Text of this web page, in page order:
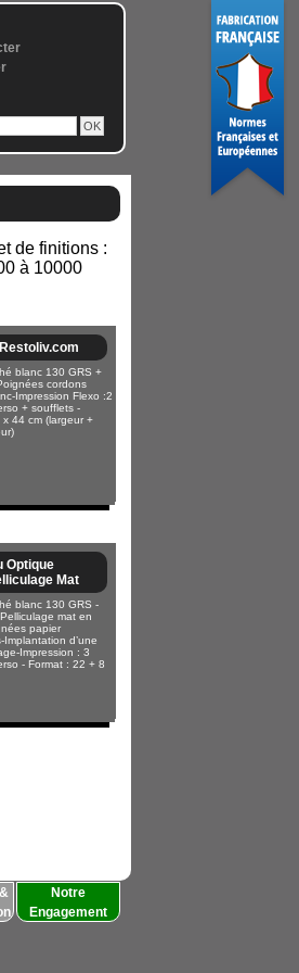
de finitions :
à 10000
blanc 130 GRS +
cordons
Impression Flexo :2
+ soufflets -
44 cm (largeur +
Optique
Mat
blanc 130 GRS -
mat en
papier
d’une
Impression : 3
- Format : 22 + 8
Notre
Engagement